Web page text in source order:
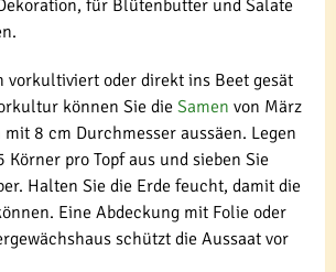
für Blütenbutter und Salate
vorkultiviert oder direkt ins Beet gesät
können Sie die Samen von März
mit 8 cm Durchmesser aussäen. Legen
Körner pro Topf aus und sieben Sie
Halten Sie die Erde feucht, damit die
Eine Abdeckung mit Folie oder
schützt die Aussaat vor